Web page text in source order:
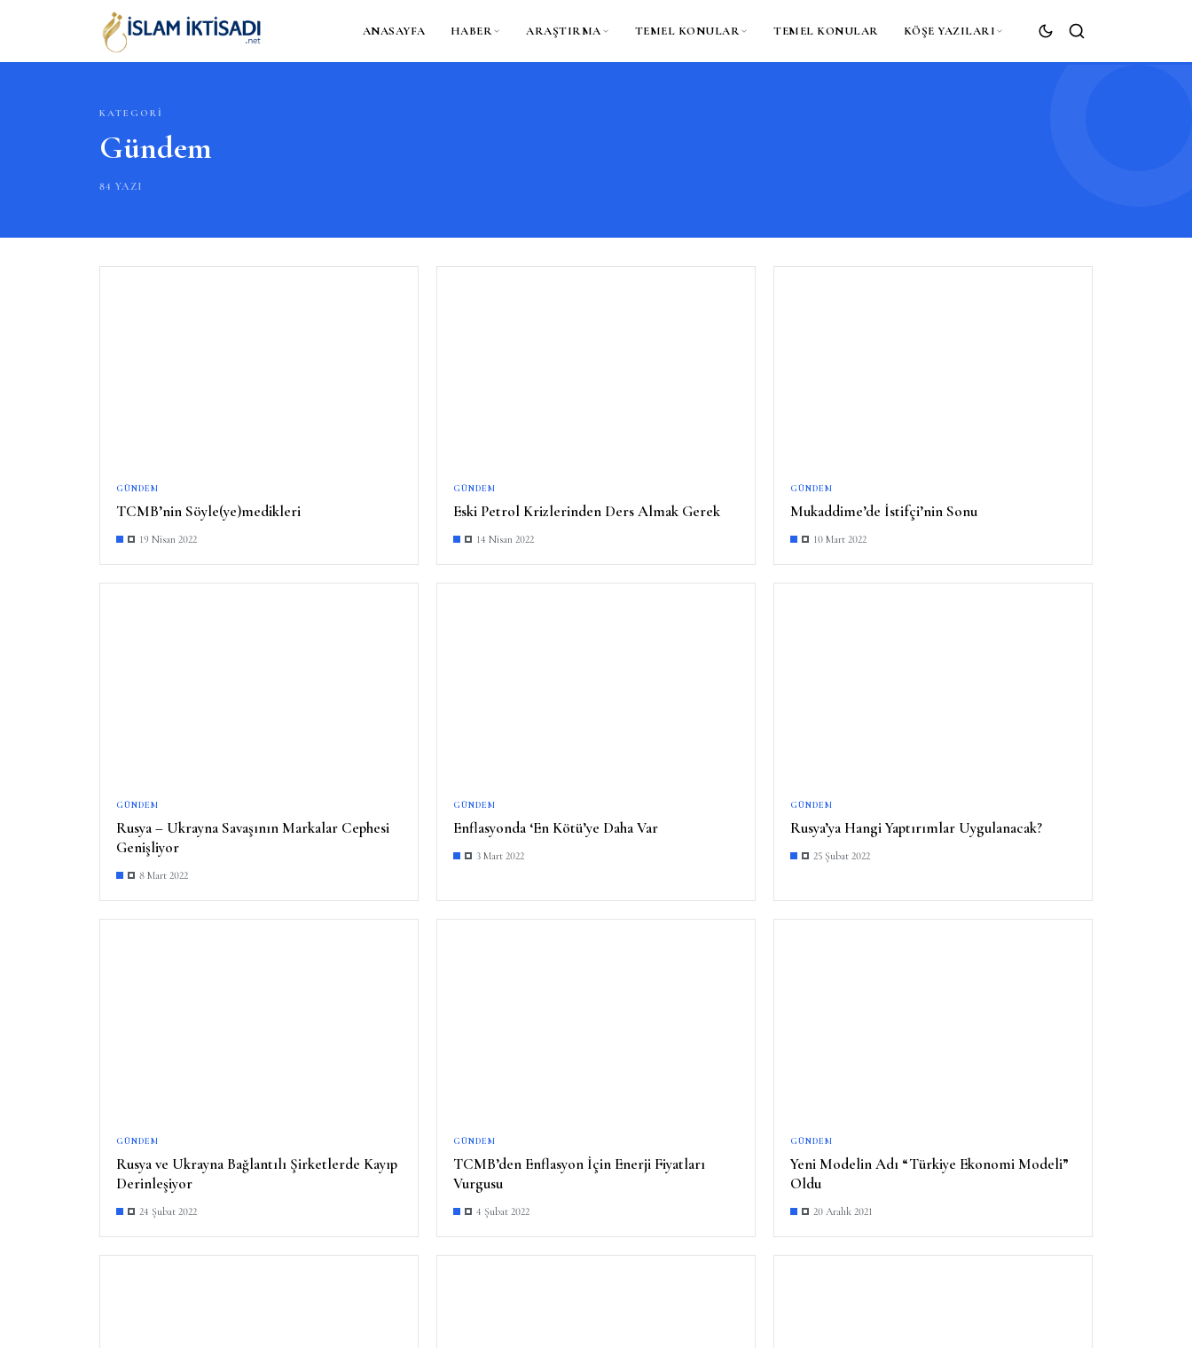
ANASAYFA HABER ARAŞTIRMA TEMEL KONULAR TEMEL KONULAR KÖŞE YAZILARI
ARA
KATEGORI
Gündem
84 YAZI
GÜNDEM
TCMB’nin Söyle(ye)medikleri
19 Nisan 2022
GÜNDEM
Eski Petrol Krizlerinden Ders Almak Gerek
14 Nisan 2022
GÜNDEM
Mukaddime’de İstifçi’nin Sonu
10 Mart 2022
GÜNDEM
Rusya – Ukrayna Savaşının Markalar Cephesi
Genişliyor
8 Mart 2022
GÜNDEM
Enflasyonda ‘En Kötü’ye Daha Var
3 Mart 2022
GÜNDEM
Rusya’ya Hangi Yaptırımlar Uygulanacak?
25 Şubat 2022
GÜNDEM
Rusya ve Ukrayna Bağlantılı Şirketlerde Kayıp
Derinleşiyor
24 Şubat 2022
GÜNDEM
TCMB’den Enflasyon İçin Enerji Fiyatları
Vurgusu
4 Şubat 2022
GÜNDEM
Yeni Modelin Adı “Türkiye Ekonomi Modeli”
Oldu
20 Aralık 2021